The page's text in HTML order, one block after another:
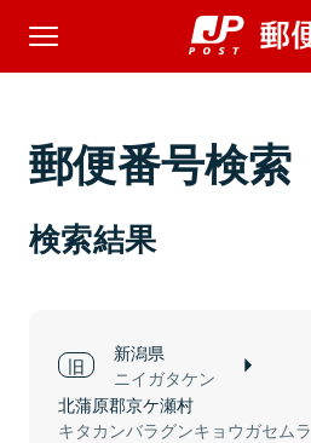
郵便番号検索
検索結果
新潟県
ニイガタケン
北蒲原郡京ケ瀬村
キタカンバラグンキョウガセムラ